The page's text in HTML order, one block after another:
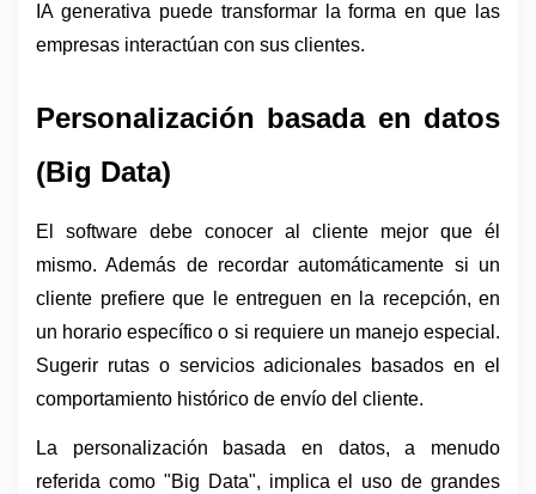
IA generativa puede transformar la forma en que las
empresas interactúan con sus clientes.
Personalización basada en datos
(Big Data)
El software debe conocer al cliente mejor que él
mismo. Además de recordar automáticamente si un
cliente prefiere que le entreguen en la recepción, en
un horario específico o si requiere un manejo especial.
Sugerir rutas o servicios adicionales basados en el
comportamiento histórico de envío del cliente.
La personalización basada en datos, a menudo
referida como "Big Data", implica el uso de grandes